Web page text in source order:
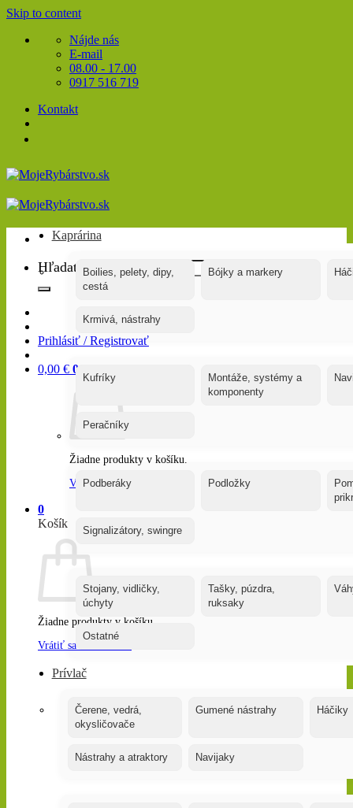
Skip to content
Nájde nás
E-mail
08.00 - 17.00
0917 516 719
Kontakt
Hľadať:
Prihlásiť / Registrovať
0,00 € 0
Žiadne produkty v košíku.
Vrátiť sa do obchodu
0
Košík
Žiadne produkty v košíku.
Vrátiť sa do obchodu
Kaprárina
Boilies, pelety, dipy,
cestá
Bójky a markery
Krmivá, nástrahy
Kufríky
Montáže, systémy a
komponenty
Peračníky
Podberáky Podložky
Signalizátory, swingre
Stojany, vidličky,
úchyty
Tašky, púzdra,
ruksaky
Ostatné
Prívlač
Čerene, vedrá,
okysličovače
Gumené nástrahy Háčiky
Nástrahy a atraktory Navijaky